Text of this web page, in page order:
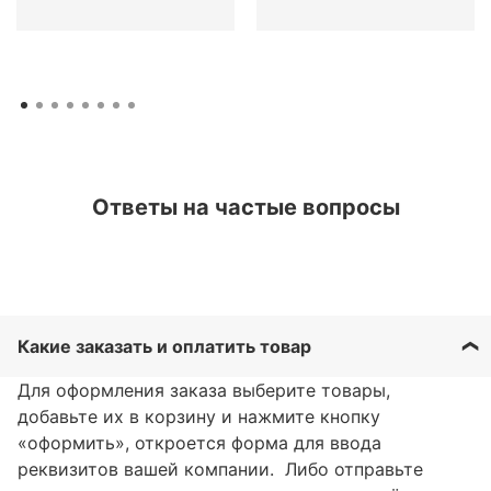
Ответы на частые вопросы
Какие заказать и оплатить товар
Для оформления заказа выберите товары,
добавьте их в корзину и нажмите кнопку
«оформить», откроется форма для ввода
реквизитов вашей компании. Либо отправьте